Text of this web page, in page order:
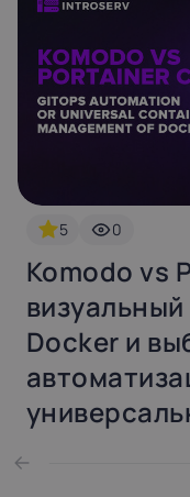
5 0
Komodo vs
Docker и